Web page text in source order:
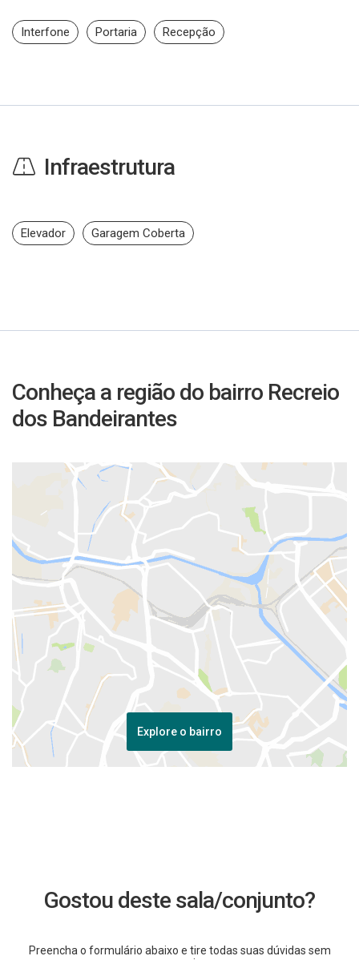
Interfone Portaria Recepção
Infraestrutura
Elevador Garagem Coberta
Conheça a região do bairro Recreio
dos Bandeirantes
Explore o bairro
Gostou deste sala/conjunto?
Preencha o formulário abaixo e tire todas suas dúvidas sem